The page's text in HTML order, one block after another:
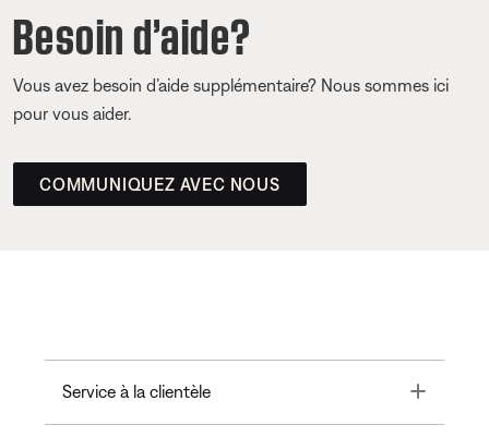
Besoin d’aide?
Vous avez besoin d’aide supplémentaire? Nous sommes ici
pour vous aider.
COMMUNIQUEZ AVEC NOUS
Service à la clientèle Toggle